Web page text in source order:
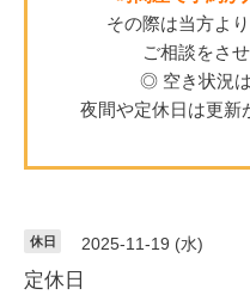
その際は当方よ
ご相談をさ
◎ 空き状況は
夜間や定休日は更新
休日 2025-11-19 (水)
定休日